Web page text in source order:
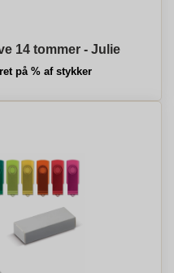
14 tommer - Julie
på % af stykker